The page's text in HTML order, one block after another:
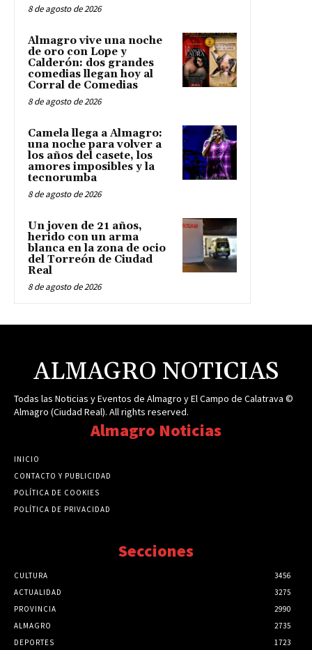
8 de agosto de 2026
Almagro vive una noche
de oro con Lope y
Calderón: dos grandes
comedias llegan hoy al
Corral de Comedias
8 de agosto de 2026
Camela llega a Almagro:
una noche para volver a
los años del casete, los
amores imposibles y la
tecnorumba
8 de agosto de 2026
Un joven de 21 años,
herido con un arma
blanca en la zona de ocio
del Torreón de Ciudad
Real
8 de agosto de 2026
ALMAGRO NOTICIAS
Todas las Noticias y Eventos de Almagro y El Campo de Calatrava ©
Almagro (Ciudad Real). All rights reserved.
Almagro Noticias
INICIO
CONTACTO Y PUBLICIDAD
POLÍTICA DE COOKIES
POLÍTICA DE PRIVACIDAD
Secciones
CULTURA
3456
ACTUALIDAD
3275
PROVINCIA
2990
ALMAGRO
2735
DEPORTES
1723